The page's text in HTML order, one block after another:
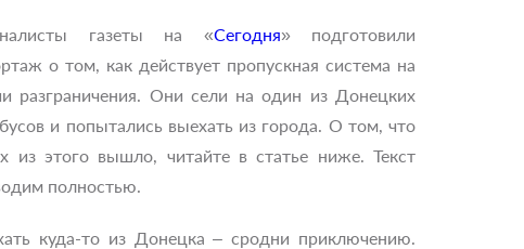
газеты на «Сегодня» подготовили
о том, как действует пропускная система на
разграничения. Они сели на один из Донецких
и попытались выехать из города. О том, что
из этого вышло, читайте в статье ниже. Текст
полностью.
куда-то из Донецка – сродни приключению.